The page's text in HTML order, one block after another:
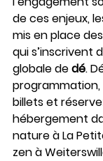
de ces enjeux,
mis en place des
qui s’inscrivent
globale de dé.
billets et
hébergement
nature à La
zen à